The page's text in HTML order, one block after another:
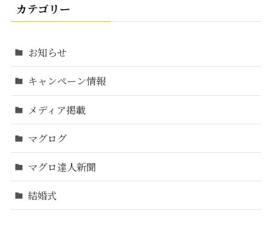
カテゴリー
お知らせ
キャンペーン情報
メディア掲載
マグログ
マグロ達人新聞
結婚式